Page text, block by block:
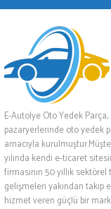
E-Autolye Oto Yedek
pazaryerlerinde oto yedek
amacıyla
yılında kendi e-ticaret
firmasının 50 yıllık
gelişmeleri yakından takip
hizmet veren güçlü bir